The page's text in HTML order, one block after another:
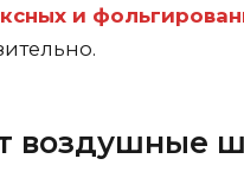
и
воздушные